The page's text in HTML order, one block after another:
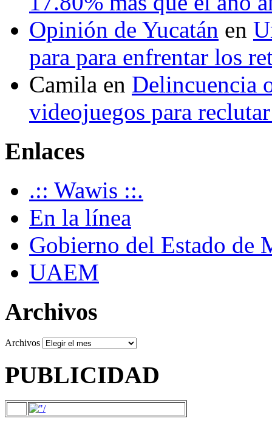
Opinión de Yucatán en
para para enfrentar los
Camila en Delincuencia
videojuegos para
Enlaces
.:: Wawis ::.
En la línea
Gobierno del Estado de
UAEM
Archivos
Archivos
PUBLICIDAD